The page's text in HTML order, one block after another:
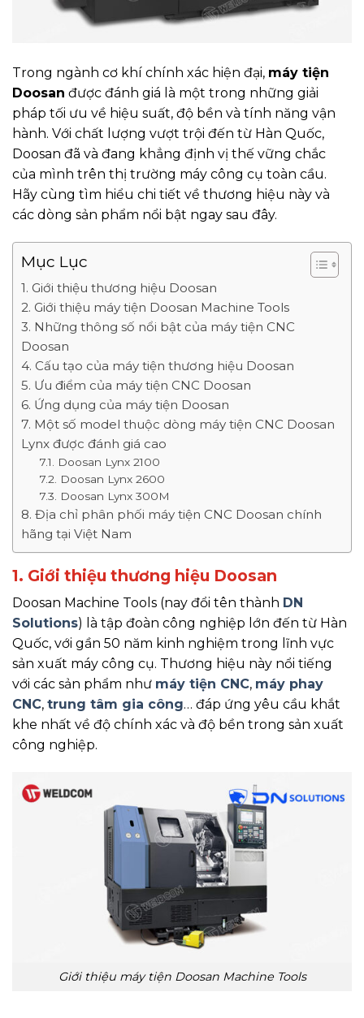
Trong ngành cơ khí chính xác hiện đại, máy tiện
Doosan được đánh giá là một trong những giải
pháp tối ưu về hiệu suất, độ bền và tính năng vận
hành. Với chất lượng vượt trội đến từ Hàn Quốc,
Doosan đã và đang khẳng định vị thế vững chắc
của mình trên thị trường máy công cụ toàn cầu.
Hãy cùng tìm hiểu chi tiết về thương hiệu này và
các dòng sản phẩm nổi bật ngay sau đây.
Mục Lục
1. Giới thiệu thương hiệu Doosan
2. Giới thiệu máy tiện Doosan Machine Tools
3. Những thông số nổi bật của máy tiện CNC
Doosan
4. Cấu tạo của máy tiện thương hiệu Doosan
5. Ưu điểm của máy tiện CNC Doosan
6. Ứng dụng của máy tiện Doosan
7. Một số model thuộc dòng máy tiện CNC Doosan
Lynx được đánh giá cao
7.1. Doosan Lynx 2100
7.2. Doosan Lynx 2600
7.3. Doosan Lynx 300M
8. Địa chỉ phân phối máy tiện CNC Doosan chính
hãng tại Việt Nam
1. Giới thiệu thương hiệu Doosan
Doosan Machine Tools (nay đổi tên thành DN
Solutions) là tập đoàn công nghiệp lớn đến từ Hàn
Quốc, với gần 50 năm kinh nghiệm trong lĩnh vực
sản xuất máy công cụ. Thương hiệu này nổi tiếng
với các sản phẩm như máy tiện CNC, máy phay
CNC, trung tâm gia công… đáp ứng yêu cầu khắt
khe nhất về độ chính xác và độ bền trong sản xuất
công nghiệp.
Giới thiệu máy tiện Doosan Machine Tools